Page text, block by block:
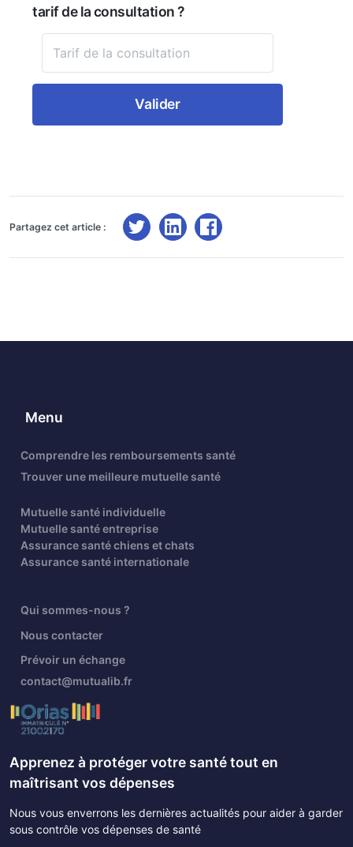
tarif de la consultation ?
Valider
Partagez cet article :
Menu
Comprendre les remboursements santé
Trouver une meilleure mutuelle santé
Mutuelle santé individuelle
Mutuelle santé entreprise
Assurance santé chiens et chats
Assurance santé internationale
Qui sommes-nous ?
Nous contacter
Prévoir un échange
contact@mutualib.fr
Apprenez à protéger votre santé tout en
maîtrisant vos dépenses
Nous vous enverrons les dernières actualités pour aider à garder
sous contrôle vos dépenses de santé